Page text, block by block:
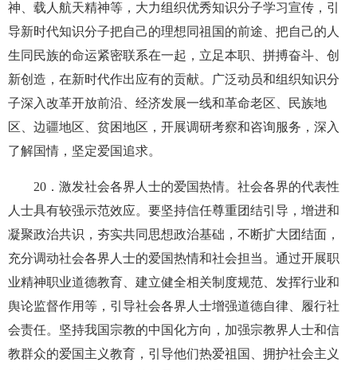
神、载人航天精神等，大力组织优秀知识分子学习宣传，引
导新时代知识分子把自己的理想同祖国的前途、把自己的人
生同民族的命运紧密联系在一起，立足本职、拼搏奋斗、创
新创造，在新时代作出应有的贡献。广泛动员和组织知识分
子深入改革开放前沿、经济发展一线和革命老区、民族地
区、边疆地区、贫困地区，开展调研考察和咨询服务，深入
了解国情，坚定爱国追求。
20 ．激发社会各界人士的爱国热情。社会各界的代表性
人士具有较强示范效应。要坚持信任尊重团结引导，增进和
凝聚政治共识，夯实共同思想政治基础，不断扩大团结面，
充分调动社会各界人士的爱国热情和社会担当。通过开展职
业精神职业道德教育、建立健全相关制度规范、发挥行业和
舆论监督作用等，引导社会各界人士增强道德自律、履行社
会责任。坚持我国宗教的中国化方向，加强宗教界人士和信
教群众的爱国主义教育，引导他们热爱祖国、拥护社会主义